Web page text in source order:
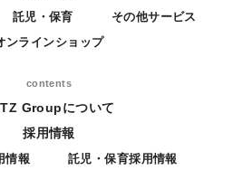
託児・保育
その他サービス
ンラインショップ
contents
Groupについて
採用情報
情報 託児・保育採用情報